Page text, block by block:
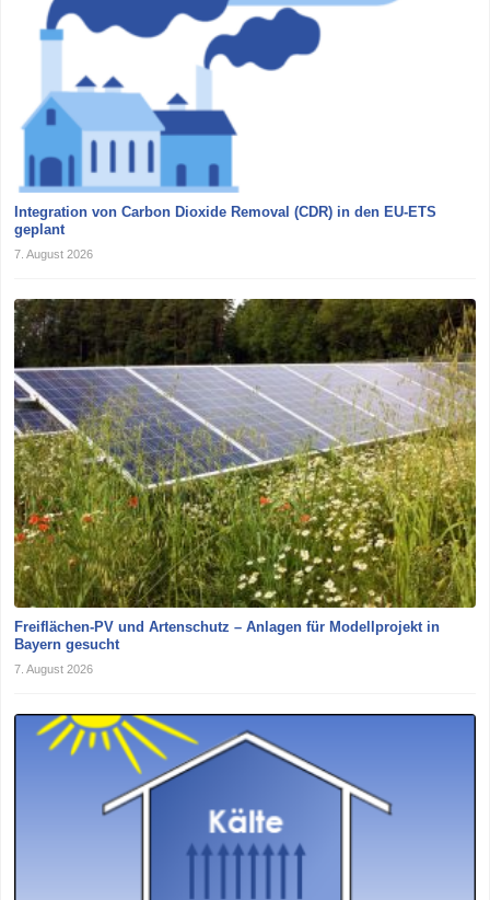
Integration von Carbon Dioxide Removal (CDR) in den EU-ETS
geplant
7. August 2026
Freiflächen-PV und Artenschutz – Anlagen für Modellprojekt in
Bayern gesucht
7. August 2026